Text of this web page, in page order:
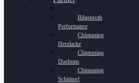
Bilgenroth
Performance
Chiptuning
Herzlacke
Chiptuning
Duelmen
Chiptuning
Schüttorf